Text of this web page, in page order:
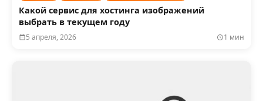
Какой сервис для хостинга изображений
выбрать в текущем году
5 апреля, 2026 1 мин